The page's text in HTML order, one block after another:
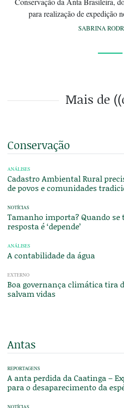
para realização de expedição
SABRINA
Mais de
Conservação
ANÁLISES
Cadastro Ambiental Rural
de povos e comunidades
NOTÍCIAS
Tamanho importa? Quando se
resposta é ‘depende’
ANÁLISES
A contabilidade da água
EXTERNO
Boa governança climática tira
salvam vidas
Antas
REPORTAGENS
A anta perdida da Caatinga –
para o desaparecimento da